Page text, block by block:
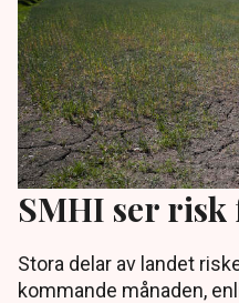
SMHI ser
Stora delar av landet
kommande månaden,